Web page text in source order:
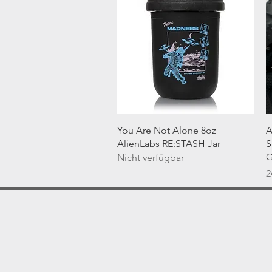
Schnellansicht
You Are Not Alone 8oz
AlienLabs RE:STASH Jar
Nicht verfügbar